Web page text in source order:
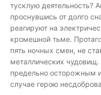
тусклую деятельность?
проснувшись от долго
реагируют на
кромешной тьме.
пять ночных смен, не
металлических
предельно осторожным
случае герою